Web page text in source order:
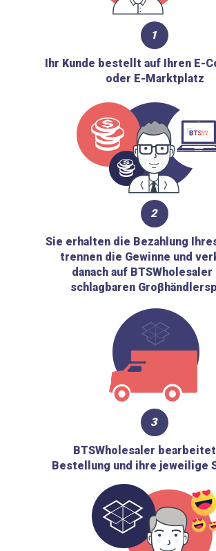
1
Ihr Kunde bestellt auf Ihren E-
oder E-Marktplatz
2
Sie erhalten die Bezahlung
trennen die Gewinne und
danach auf BTSWholesaler
schlagbaren
3
BTSWholesaler
Bestellung und ihre jeweilige